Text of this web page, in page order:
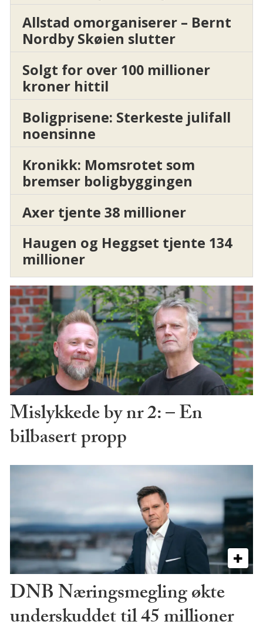
Allstad omorganiserer – Bernt
Nordby Skøien slutter
Solgt for over 100 millioner
kroner hittil
Boligprisene: Sterkeste julifall
noensinne
Kronikk: Momsrotet som
bremser boligbyggingen
Axer tjente 38 millioner
Haugen og Heggset tjente 134
millioner
Mislykkede by nr 2: – En
bilbasert propp
DNB Næringsmegling økte
underskuddet til 45 millioner